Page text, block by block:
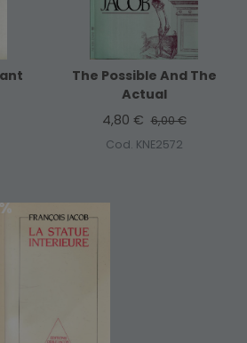
The Possible And The
Actual
4,80 € 6,00 €
Cod. KNE2572
%